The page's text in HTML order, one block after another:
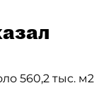
560,2 тыс. м2